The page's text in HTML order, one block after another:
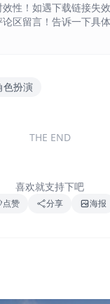
性！如遇下载链接失
区留言！告诉一下具
色扮演
THE END
喜欢就支持下吧
点赞 分享 海报